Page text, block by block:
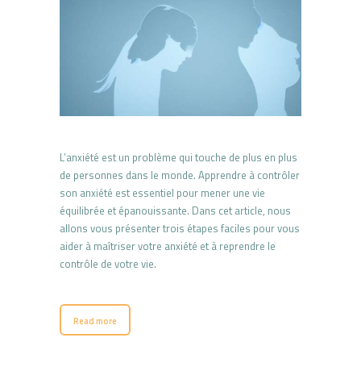
L’anxiété est un problème qui touche de plus en plus
de personnes dans le monde. Apprendre à contrôler
son anxiété est essentiel pour mener une vie
équilibrée et épanouissante. Dans cet article, nous
allons vous présenter trois étapes faciles pour vous
aider à maîtriser votre anxiété et à reprendre le
contrôle de votre vie.
Read more